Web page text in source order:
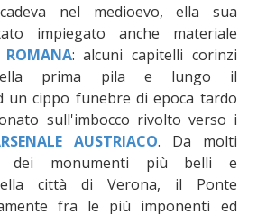
nel medioevo, ella sua
impiegato anche materiale
ROMANA: alcuni capitelli corinzi
prima pila e lungo il
un cippo funebre di epoca tardo
sull'imbocco rivolto verso i
AUSTRIACO. Da molti
dei monumenti più belli e
città di Verona, il Ponte
fra le più imponenti ed